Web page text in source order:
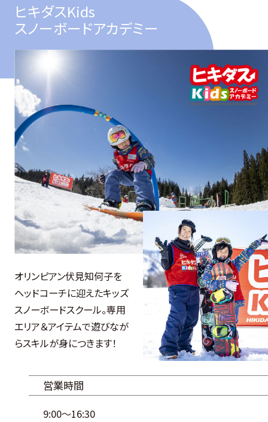
ヒキダスKids
スノーボードアカデミー
オリンピアン伏見知何子を
ヘッドコーチに迎えたキッズ
スノーボードスクール。専用
エリア＆アイテムで遊びなが
らスキルが身につきます！
営業時間
9:00～16:30